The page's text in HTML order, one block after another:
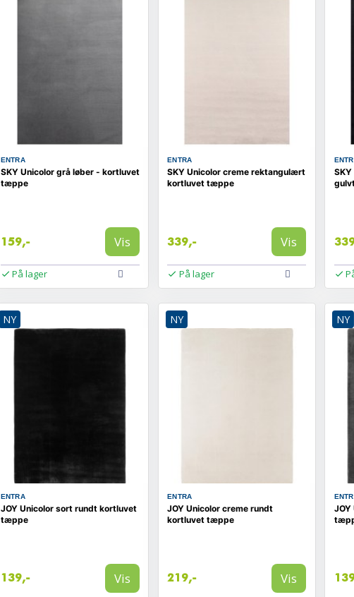
ENTRA
SKY Unicolor grå løber - kortluvet
tæppe
159,- Vis
På lager
ENTRA
SKY Unicolor creme rektangulært
kortluvet tæppe
339,- Vis
På lager
NY
ENTRA
JOY Unicolor sort rundt kortluvet
tæppe
139,- Vis
NY
ENTRA
JOY Unicolor creme rundt
kortluvet tæppe
219,- Vis
NY